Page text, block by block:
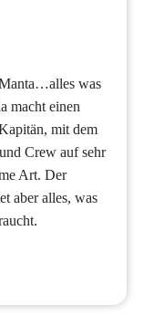
was
macht einen
mit dem
Crew auf sehr
Art. Der
aber alles, was